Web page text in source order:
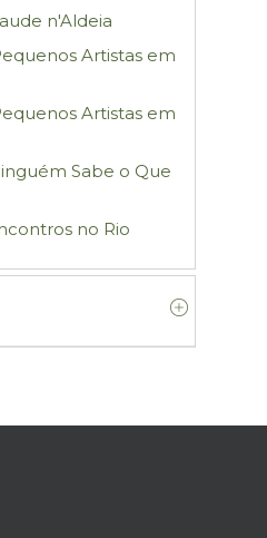
n'Aldeia
Artistas em
Artistas em
Sabe o Que
no Rio